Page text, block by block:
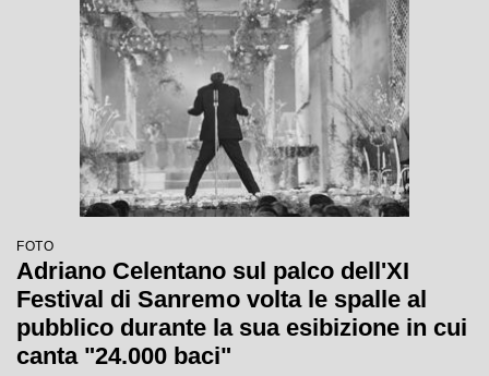
FOTO
Adriano Celentano sul palco dell'XI
Festival di Sanremo volta le spalle al
pubblico durante la sua esibizione in cui
canta "24.000 baci"